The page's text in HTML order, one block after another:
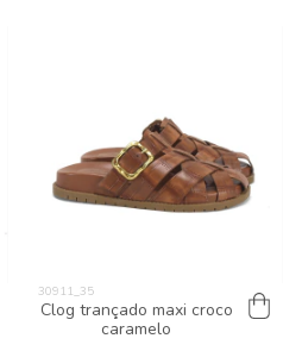
Clog trançado maxi croco
caramelo